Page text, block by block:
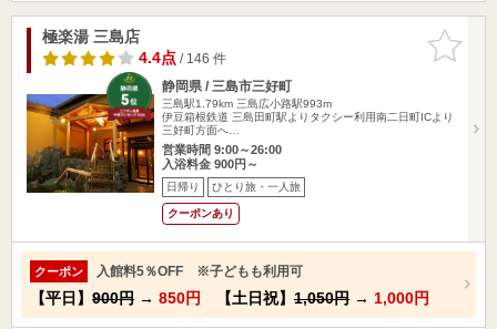
お気に入
りに追加
極楽湯 三島店
4.4点/ 146 件
静岡県 / 三島市三好町
三島駅1.79km 三島広小路駅993m
伊豆箱根鉄道 三島田町駅よりタクシー利用南二日町ICより
三好町方面へ…
営業時間 9:00～26:00
入浴料金 900円～
日帰り ひとり旅・一人旅
クーポンあり
クーポン 入館料5％OFF ※子どもも利用可
【平日】 900円 → 850円 【土日祝】 1,050円 → 1,000円